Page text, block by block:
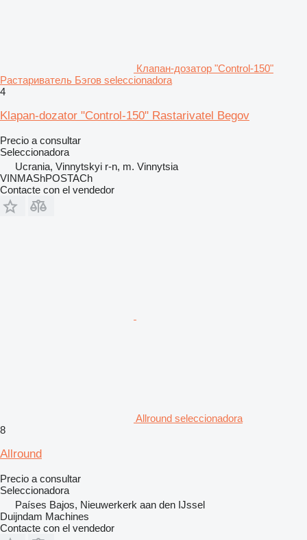
Клапан-дозатор "Control-150"
Растариватель Бэгов seleccionadora
4
Klapan-dozator "Control-150" Rastarivatel Begov
Precio a consultar
Seleccionadora
Ucrania, Vinnytskyi r-n, m. Vinnytsia
VINMAShPOSTACh
Contacte con el vendedor
Allround seleccionadora
8
Allround
Precio a consultar
Seleccionadora
Países Bajos, Nieuwerkerk aan den IJssel
Duijndam Machines
Contacte con el vendedor